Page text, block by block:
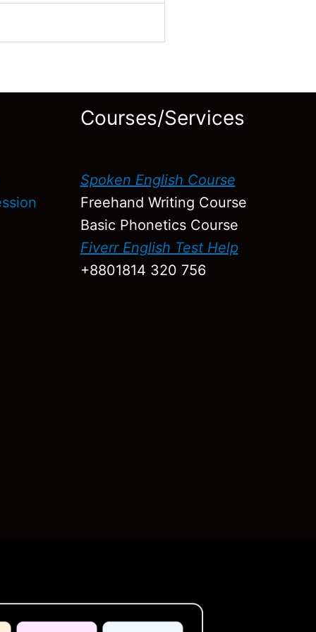
Courses/Services
Spoken English Course
Freehand Writing Course
Basic Phonetics Course
Fiverr English Test Help
+8801814 320 756